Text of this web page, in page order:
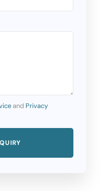
and Privacy
19.06., 22.06.,